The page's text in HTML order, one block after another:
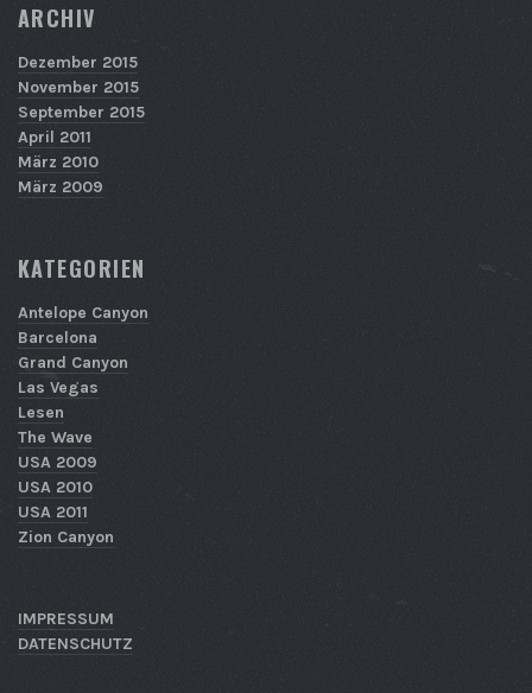
ARCHIV
Dezember 2015
November 2015
September 2015
April 2011
März 2010
März 2009
KATEGORIEN
Antelope Canyon
Barcelona
Grand Canyon
Las Vegas
Lesen
The Wave
USA 2009
USA 2010
USA 2011
Zion Canyon
IMPRESSUM
DATENSCHUTZ